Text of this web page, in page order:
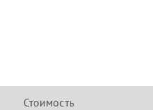
Стоимость